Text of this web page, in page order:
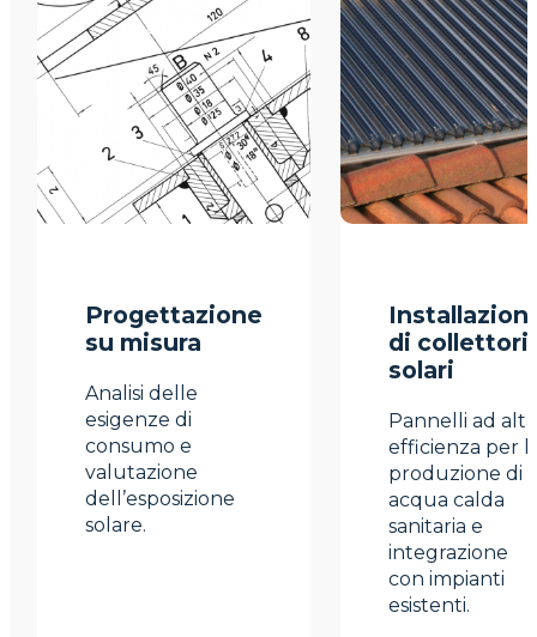
Progettazione
su misura
Analisi delle
esigenze di
consumo e
valutazione
dell’esposizione
solare.
di collettori
solari
Pannelli ad alta
efficienza per
produzione di
acqua calda
sanitaria e
integrazione
con impianti
esistenti.